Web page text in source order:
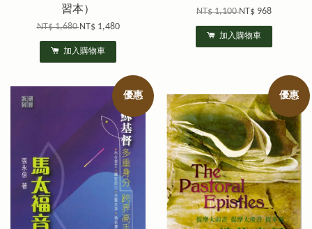
習本）
NT$ 1,680NT$ 1,480
加入購物車
NT$ 1,100NT$ 968
加入購物車
優惠 優惠